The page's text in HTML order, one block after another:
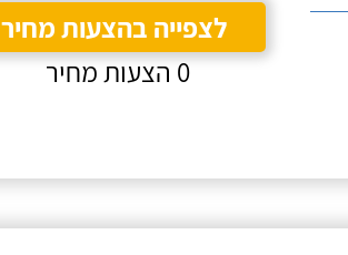
לצפייה בהצעות מחיר
0 הצעות מחיר